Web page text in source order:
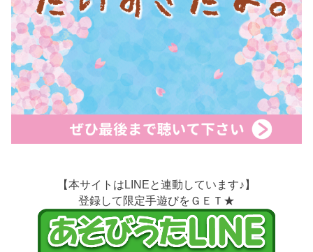
【本サイトはLINEと連動しています♪】
登録して限定手遊びをＧＥＴ★